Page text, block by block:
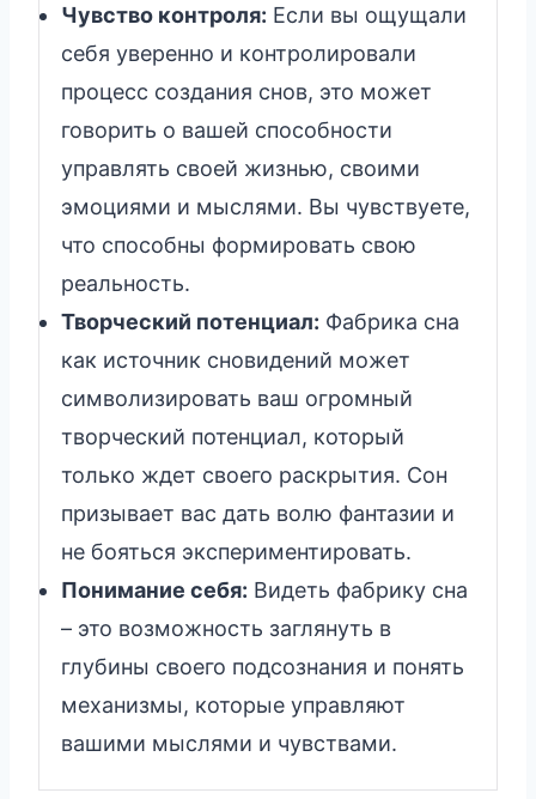
Чувство контроля: Если вы ощущали
себя уверенно и контролировали
процесс создания снов, это может
говорить о вашей способности
управлять своей жизнью, своими
эмоциями и мыслями. Вы чувствуете,
что способны формировать свою
реальность.
Творческий потенциал: Фабрика сна
как источник сновидений может
символизировать ваш огромный
творческий потенциал, который
только ждет своего раскрытия. Сон
призывает вас дать волю фантазии и
не бояться экспериментировать.
Понимание себя: Видеть фабрику сна
– это возможность заглянуть в
глубины своего подсознания и понять
механизмы, которые управляют
вашими мыслями и чувствами.